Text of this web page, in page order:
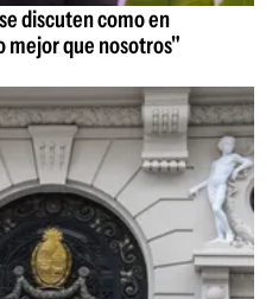
discuten como en
mejor que nosotros"